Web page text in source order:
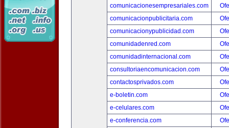
comunicacionesempresariales.com
comunicacionpublicitaria.com
comunicacionypublicidad.com
comunidadenred.com
comunidadinternacional.com
consultoriaencomunicacion.com
contactosprivados.com
e-boletin.com
e-celulares.com
e-conferencia.com